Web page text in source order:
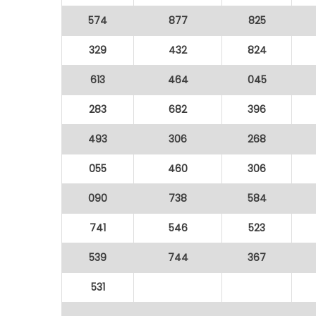
574 877 825
329 432 824
613 464 045
283 682 396
493 306 268
055 460 306
090 738 584
741 546 523
539 744 367
531